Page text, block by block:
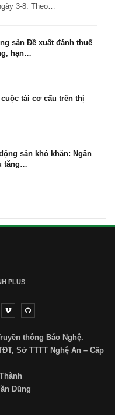
3-8. Theo…
sản Đề xuất đánh thuế
hạn…
tái cơ cấu trên thị
sản khó khăn: Ngân
tăng…
PLUS
thông Báo Nghệ.
Sở TTTT Nghệ An – Cấp
Dũng